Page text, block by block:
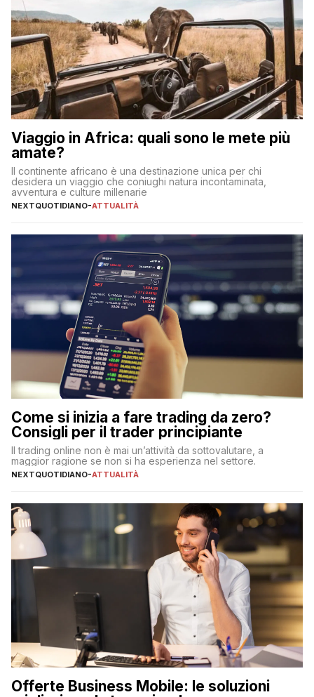
Viaggio in Africa: quali sono le mete più
amate?
Il continente africano è una destinazione unica per chi
desidera un viaggio che coniughi natura incontaminata,
avventura e culture millenarie
NEXTQUOTIDIANO-ATTUALITÀ
Come si inizia a fare trading da zero?
Consigli per il trader principiante
Il trading online non è mai un’attività da sottovalutare, a
maggior ragione se non si ha esperienza nel settore.
NEXTQUOTIDIANO-ATTUALITÀ
Offerte Business Mobile: le soluzioni